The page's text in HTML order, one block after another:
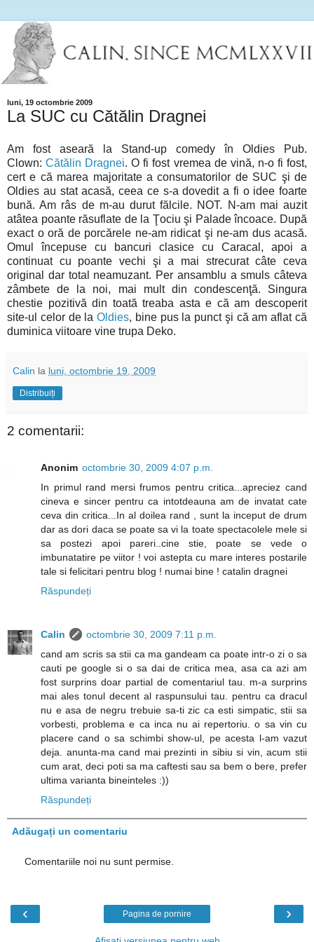
luni, 19 octombrie 2009
La SUC cu Cătălin Dragnei
Am fost aseară la Stand-up comedy în Oldies Pub.
Clown:Cătălin Dragnei. O fi fost vremea de vină, n-o fi fost,
cert e că marea majoritate a consumatorilor de SUC şi de
Oldies au stat acasă, ceea ce s-a dovedit a fi o idee foarte
bună. Am râs de m-au durut fălcile. NOT. N-am mai auzit
atâtea poante răsuflate de la Ţociu şi Palade încoace. După
exact o oră de porcărele ne-am ridicat şi ne-am dus acasă.
Omul începuse cu bancuri clasice cu Caracal, apoi a
continuat cu poante vechi şi a mai strecurat câte ceva
original dar total neamuzant. Per ansamblu a smuls câteva
zâmbete de la noi, mai mult din condescenţă. Singura
chestie pozitivă din toată treaba asta e că am descoperit
site-ul celor de laOldies, bine pus la punct şi că am aflat că
duminica viitoare vine trupa Deko.
Calin la luni, octombrie 19, 2009
Distribuiți
2 comentarii:
Anonim octombrie 30, 2009 4:07 p.m.
In primul rand mersi frumos pentru critica...apreciez cand
cineva e sincer pentru ca intotdeauna am de invatat cate
ceva din critica...In al doilea rand , sunt la inceput de drum
dar as dori daca se poate sa vi la toate spectacolele mele si
sa postezi apoi pareri..cine stie, poate se vede o
imbunatatire pe viitor ! voi astepta cu mare interes postarile
tale si felicitari pentru blog ! numai bine ! catalin dragnei
Răspundeți
Calin
octombrie 30, 2009 7:11 p.m.
cand am scris sa stii ca ma gandeam ca poate intr-o zi o sa
cauti pe google si o sa dai de critica mea, asa ca azi am
fost surprins doar partial de comentariul tau. m-a surprins
mai ales tonul decent al raspunsului tau. pentru ca dracul
nu e asa de negru trebuie sa-ti zic ca esti simpatic, stii sa
vorbesti, problema e ca inca nu ai repertoriu. o sa vin cu
placere cand o sa schimbi show-ul, pe acesta l-am vazut
deja. anunta-ma cand mai prezinti in sibiu si vin, acum stii
cum arat, deci poti sa ma caftesti sau sa bem o bere, prefer
ultima varianta bineinteles :))
Răspundeți
Adăugați un comentariu
Comentariile noi nu sunt permise.
‹ ›
Pagina de pornire